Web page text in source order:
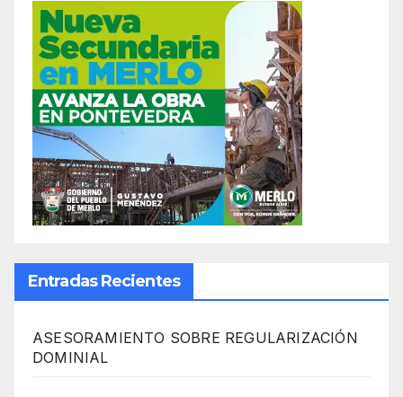
Entradas Recientes
ASESORAMIENTO SOBRE REGULARIZACIÓN
DOMINIAL